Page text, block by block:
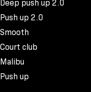
Deep push up 2.0
Push up 2.0
Smooth
Court club
Malibu
Push up